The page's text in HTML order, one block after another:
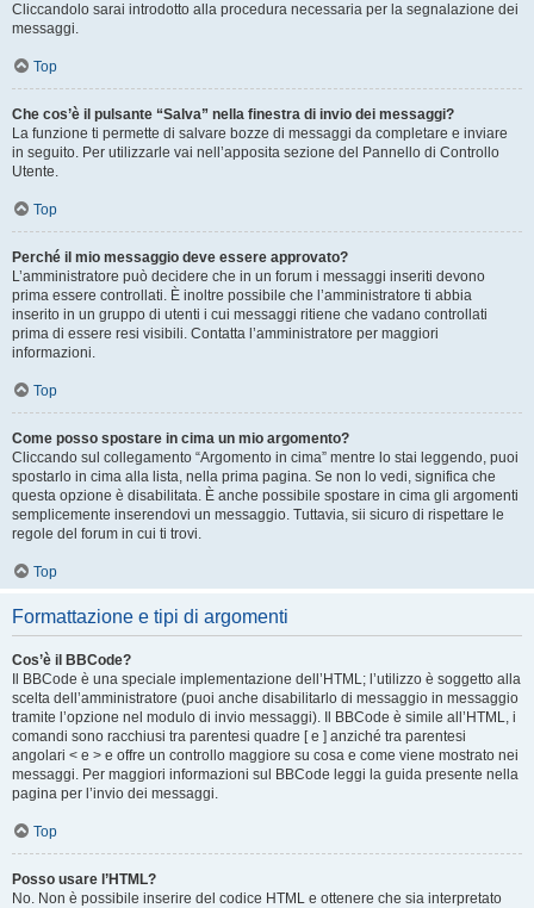
Cliccandolo sarai introdotto alla procedura necessaria per la segnalazione dei
messaggi.
Top
Che cos’è il pulsante “Salva” nella finestra di invio dei messaggi?
La funzione ti permette di salvare bozze di messaggi da completare e inviare
in seguito. Per utilizzarle vai nell’apposita sezione del Pannello di Controllo
Utente.
Top
Perché il mio messaggio deve essere approvato?
L’amministratore può decidere che in un forum i messaggi inseriti devono
prima essere controllati. È inoltre possibile che l’amministratore ti abbia
inserito in un gruppo di utenti i cui messaggi ritiene che vadano controllati
prima di essere resi visibili. Contatta l’amministratore per maggiori
informazioni.
Top
Come posso spostare in cima un mio argomento?
Cliccando sul collegamento “Argomento in cima” mentre lo stai leggendo, puoi
spostarlo in cima alla lista, nella prima pagina. Se non lo vedi, significa che
questa opzione è disabilitata. È anche possibile spostare in cima gli argomenti
semplicemente inserendovi un messaggio. Tuttavia, sii sicuro di rispettare le
regole del forum in cui ti trovi.
Top
Formattazione e tipi di argomenti
Cos’è il BBCode?
Il BBCode è una speciale implementazione dell’HTML; l’utilizzo è soggetto alla
scelta dell’amministratore (puoi anche disabilitarlo di messaggio in messaggio
tramite l’opzione nel modulo di invio messaggi). Il BBCode è simile all’HTML, i
comandi sono racchiusi tra parentesi quadre [ e ] anziché tra parentesi
angolari < e > e offre un controllo maggiore su cosa e come viene mostrato nei
messaggi. Per maggiori informazioni sul BBCode leggi la guida presente nella
pagina per l’invio dei messaggi.
Top
Posso usare l’HTML?
No. Non è possibile inserire del codice HTML e ottenere che sia interpretato